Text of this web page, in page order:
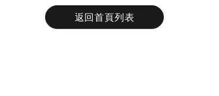
返回首頁列表